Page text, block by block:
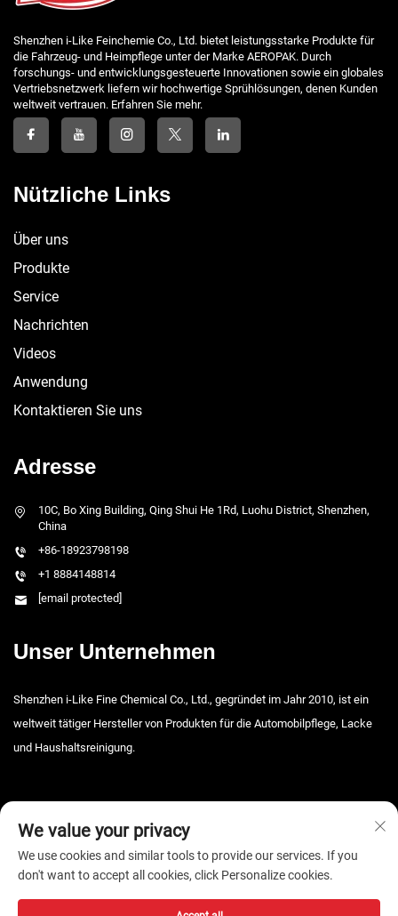
Shenzhen i-Like Feinchemie Co., Ltd. bietet leistungsstarke Produkte für
die Fahrzeug- und Heimpflege unter der Marke AEROPAK. Durch
forschungs- und entwicklungsgesteuerte Innovationen sowie ein globales
Vertriebsnetzwerk liefern wir hochwertige Sprühlösungen, denen Kunden
weltweit vertrauen. Erfahren Sie mehr.
Nützliche Links
Über uns
Produkte
Service
Nachrichten
Videos
Anwendung
Kontaktieren Sie uns
Adresse
10C, Bo Xing Building, Qing Shui He 1Rd, Luohu District, Shenzhen,
China
+86-18923798198
+1 8884148814
[email protected]
Unser Unternehmen
Shenzhen i-Like Fine Chemical Co., Ltd., gegründet im Jahr 2010, ist ein
weltweit tätiger Hersteller von Produkten für die Automobilpflege, Lacke
und Haushaltsreinigung.
Copyright © 2026 Shenzhen i-Like Fine Chemical Co., Ltd. Alle Rechte
We value your privacy
We use cookies and similar tools to provide our services. If you
don't want to accept all cookies, click Personalize cookies.